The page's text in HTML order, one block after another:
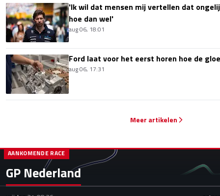
'Ik wil dat mensen mij vertellen dat
hoe dan wel'
aug 06, 18:01
Ford laat voor het eerst horen hoe de
aug 06, 17:31
Meer artikelen
GP Nederland
AANKOMENDE RACE